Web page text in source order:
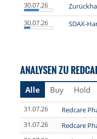
30.07.26
30.07.26
SDAX-
ANALYSEN ZU
Alle Buy Hold
31.07.26 Redcare
31.07.26
Redcare